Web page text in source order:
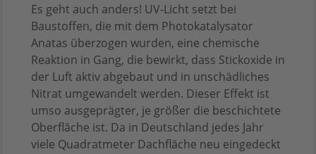
Es geht auch anders! UV-Licht setzt bei
Baustoffen, die mit dem Photokatalysator
Anatas überzogen wurden, eine chemische
Reaktion in Gang, die bewirkt, dass Stickoxide in
der Luft aktiv abgebaut und in unschädliches
Nitrat umgewandelt werden. Dieser Effekt ist
umso ausgeprägter, je größer die beschichtete
Oberfläche ist. Da in Deutschland jedes Jahr
viele Quadratmeter Dachfläche neu eingedeckt